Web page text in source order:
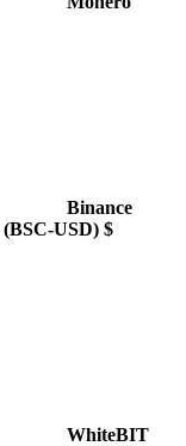
Binance
(BSC-USD) $
WhiteBIT